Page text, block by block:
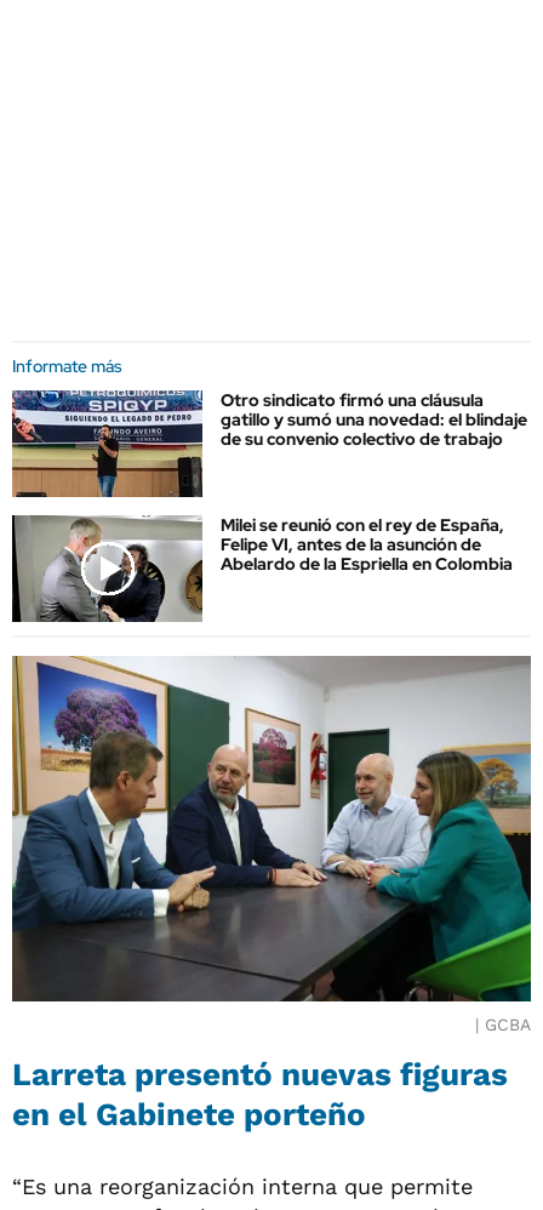
Informate más
Otro sindicato firmó una cláusula
gatillo y sumó una novedad: el blindaje
de su convenio colectivo de trabajo
Milei se reunió con el rey de España,
Felipe VI, antes de la asunción de
Abelardo de la Espriella en Colombia
GCBA
Larreta presentó nuevas figuras
en el Gabinete porteño
“Es una reorganización interna que permite